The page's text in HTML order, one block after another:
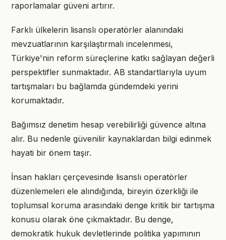
raporlamalar güveni artırır.
Farklı ülkelerin lisanslı operatörler alanındaki
mevzuatlarının karşılaştırmalı incelenmesi,
Türkiye'nin reform süreçlerine katkı sağlayan değerli
perspektifler sunmaktadır. AB standartlarıyla uyum
tartışmaları bu bağlamda gündemdeki yerini
korumaktadır.
Bağımsız denetim hesap verebilirliği güvence altına
alır. Bu nedenle güvenilir kaynaklardan bilgi edinmek
hayati bir önem taşır.
İnsan hakları çerçevesinde lisanslı operatörler
düzenlemeleri ele alındığında, bireyin özerkliği ile
toplumsal koruma arasındaki denge kritik bir tartışma
konusu olarak öne çıkmaktadır. Bu denge,
demokratik hukuk devletlerinde politika yapımının